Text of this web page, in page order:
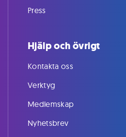
Press
Hjälp och övrigt
Kontakta oss
Verktyg
Medlemskap
Nyhetsbrev